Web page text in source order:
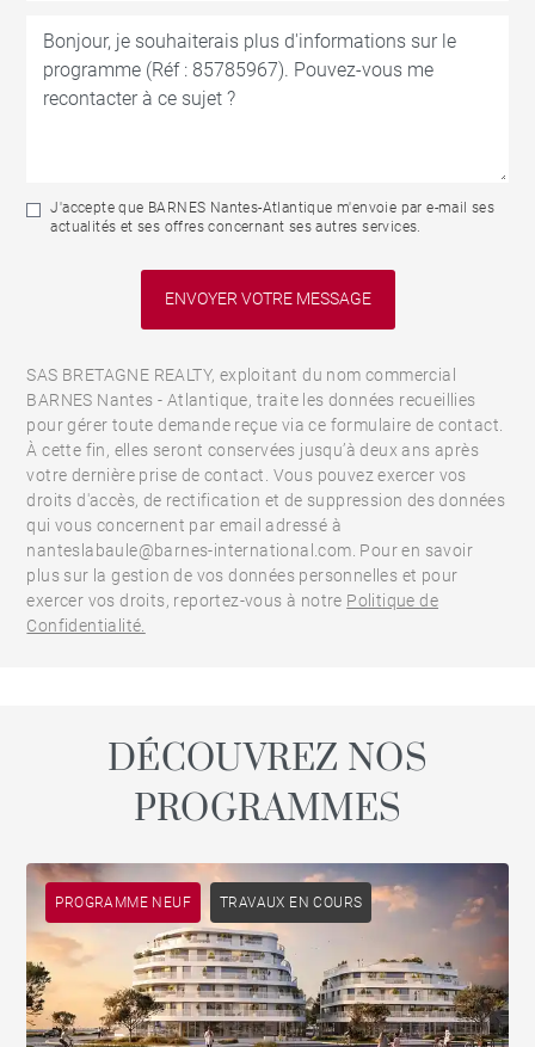
J'accepte que BARNES Nantes-Atlantique m'envoie par e-mail ses
actualités et ses offres concernant ses autres services.
SAS BRETAGNE REALTY, exploitant du nom commercial
BARNES Nantes - Atlantique, traite les données recueillies
pour gérer toute demande reçue via ce formulaire de contact.
À cette fin, elles seront conservées jusqu’à deux ans après
votre dernière prise de contact. Vous pouvez exercer vos
droits d'accès, de rectification et de suppression des données
qui vous concernent par email adressé à
nanteslabaule@barnes-international.com. Pour en savoir
plus sur la gestion de vos données personnelles et pour
exercer vos droits, reportez-vous à notre Politique de
Confidentialité.
DÉCOUVREZ NOS
PROGRAMMES
PROGRAMME NEUF TRAVAUX EN COURS